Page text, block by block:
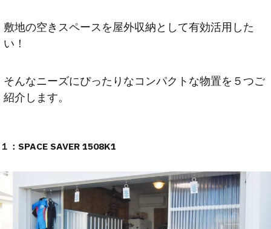
敷地の空きスペースを屋外収納として有効活用した
い！
そんなニーズにぴったりなコンパクトな物置を５つご
紹介します。
１：SPACE SAVER 1508K1